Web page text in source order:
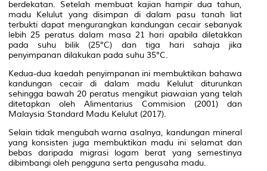
berdekatan. Setelah membuat kajian hampir dua tahun,
madu Kelulut yang disimpan di dalam pasu tanah liat
terbukti dapat mengurangkan kandungan cecair sebanyak
lebih 25 peratus dalam masa 21 hari apabila diletakkan
pada suhu bilik (25°C) dan tiga hari sahaja jika
penyimpanan dilakukan pada suhu 35°C.
Kedua-dua kaedah penyimpanan ini membuktikan bahawa
kandungan cecair di dalam madu Kelulut diturunkan
sehingga bawah 20 peratus mengikut piawaian yang telah
ditetapkan oleh Alimentarius Commision (2001) dan
Malaysia Standard Madu Kelulut (2017).
Selain tidak mengubah warna asalnya, kandungan mineral
yang konsisten juga membuktikan madu ini selamat dan
bebas daripada migrasi logam berat yang semestinya
dibimbangi oleh pengguna serta pengusaha madu.